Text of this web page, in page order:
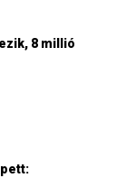
8 millió